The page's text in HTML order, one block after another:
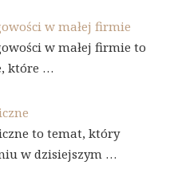
w małej firmie
w małej firmie to
które …
to temat, który
w dzisiejszym …